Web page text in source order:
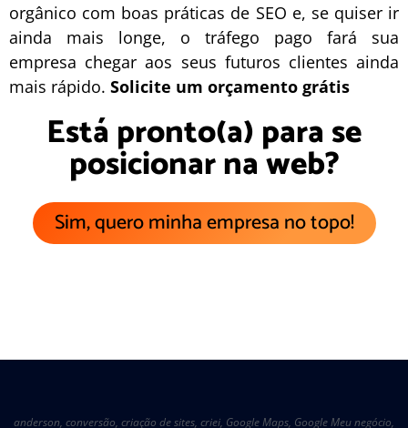
orgânico com boas práticas de SEO e, se quiser ir
ainda mais longe, o tráfego pago fará sua
empresa chegar aos seus futuros clientes ainda
mais rápido. Solicite um orçamento grátis
Está pronto(a) para se
posicionar na web?
Sim, quero minha empresa no topo!
anderson, conversão, criação de sites, criei, Google Maps, Google Meu negócio,